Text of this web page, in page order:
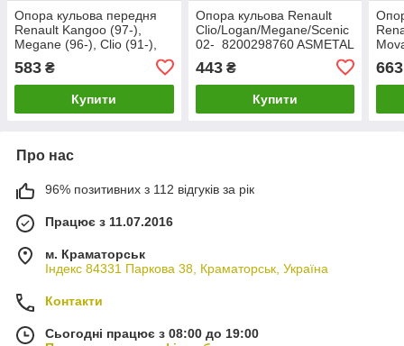
Опора кульова передня
Renault Kangoo (97-),
Megane (96-), Clio (91-),
10RN2001
583 ₴
Купити
Опора кульова Renault
Clio/Logan/Megane/Scenic
02-​​​​​​​ 8200298760 ASMETAL
443₴
Купити
663
Про нас
96% позитивних з 112 відгуків за рік
Працює з 11.07.2016
м. Краматорськ
Індекс 84331 Паркова 38, Краматорськ, Україна
Контакти
Сьогодні працює з 08:00 до 19:00